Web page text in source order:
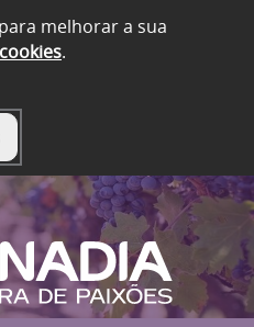
melhorar a sua
.